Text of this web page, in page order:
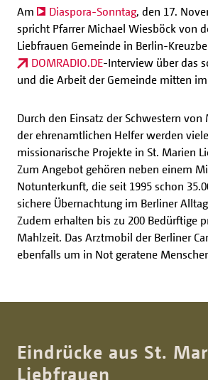
Am Diaspora-Sonntag, den 17.
spricht Pfarrer Michael Wiesböck von
Liebfrauen Gemeinde in Berlin-
DOMRADIO.DE-Interview über das
und die Arbeit der Gemeinde mitten im
Durch den Einsatz der Schwestern von
der ehrenamtlichen Helfer werden
missionarische Projekte in St. Marien
Zum Angebot gehören neben einem
Notunterkunft, die seit 1995 schon
sichere Übernachtung im Berliner
Zudem erhalten bis zu 200 Bedürftige
Mahlzeit. Das Arztmobil der Berliner
ebenfalls um in Not geratene
Eindrücke aus St.
Liebfrauen